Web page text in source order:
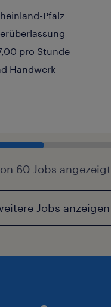
Pfalz
pro Stunde
Handwerk
60 Jobs angezeigt
Jobs anzeigen